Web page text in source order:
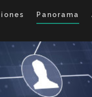
Panorama